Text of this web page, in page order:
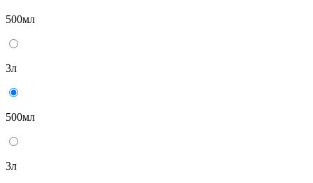
500мл
3л
500мл
3л